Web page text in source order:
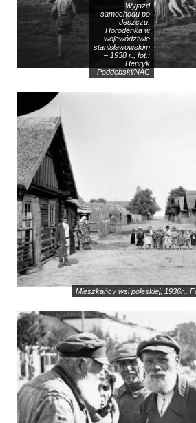
Wyjazd
samochodu po
deszczu.
Horodenka w
województwie
stanisławowskim
– 1938 r., fot.:
Henryk
Poddębski/NAC
Mieszkańcy wsi poleskiej, 1936r..